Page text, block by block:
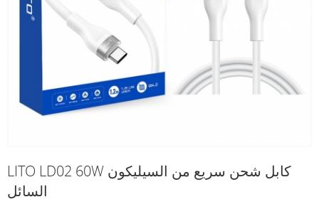
LITO LD02 60W كابل شحن سريع من السيليكون
السائل